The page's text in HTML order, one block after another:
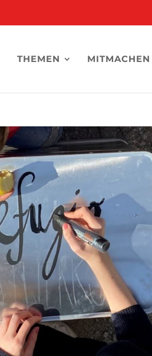
THEMEN MITMACHEN